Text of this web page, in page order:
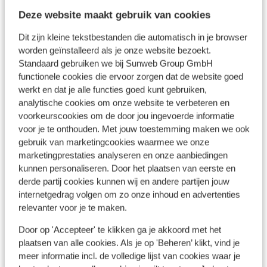
Deze website maakt gebruik van cookies
Dit zijn kleine tekstbestanden die automatisch in je browser
worden geïnstalleerd als je onze website bezoekt.
Standaard gebruiken we bij Sunweb Group GmbH
functionele cookies die ervoor zorgen dat de website goed
werkt en dat je alle functies goed kunt gebruiken,
analytische cookies om onze website te verbeteren en
voorkeurscookies om de door jou ingevoerde informatie
voor je te onthouden. Met jouw toestemming maken we ook
gebruik van marketingcookies waarmee we onze
marketingprestaties analyseren en onze aanbiedingen
kunnen personaliseren. Door het plaatsen van eerste en
derde partij cookies kunnen wij en andere partijen jouw
internetgedrag volgen om zo onze inhoud en advertenties
relevanter voor je te maken.
Door op 'Accepteer' te klikken ga je akkoord met het
plaatsen van alle cookies. Als je op 'Beheren’ klikt, vind je
meer informatie incl. de volledige lijst van cookies waar je
geen drinken. Ik snap de theorie erachter
serveer dan drank in glazen die je ook moet
afwassen. Voor praktisch alles vragen ze
een borg, nooit meegemaakt! Het eten is
geen hoogvlieger, maar als je een beetje
oplet wat je neemt zit er zeker wel wat
tussen dat je lust. Buffet is ook klein en de
vruchtensappen bij het ontbijt zijn niet te
drinken. Onze zoon zijn polsbandje was
kwijt op dag 2 van onze vakantie. Heb eerst
een half uur aangeschoven aan de receptie
waar het voor geen meter vooruit ging
omdat premium gasten voorrang hebben.
Dan word ik aangesproken door piraat
nummer 1 die vraagt om mij te helpen. Ik leg
uit dat ik een nieuw polsbandje voor mijn
zoon nodig heb. Die zegt dan moet je in de
In de buurt
Centrum: 5 km
Luchthaven ALC: 60 km
Treinstation: 50 km
Bushalte: 5 km
Winkels: 4 km
Ook interessant voor jou